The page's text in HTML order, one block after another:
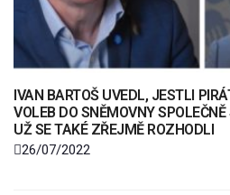
IVAN BARTOŠ UVEDL, JESTLI
VOLEB DO SNĚMOVNY
UŽ SE TAKÉ ZŘEJMĚ ROZHODLI
26/07/2022